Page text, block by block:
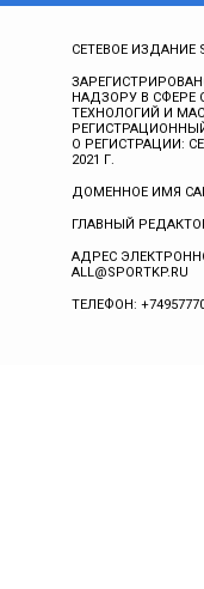
СЕТЕВОЕ ИЗДАНИЕ
НАДЗОРУ В
ТЕХНОЛОГИЙ И
О РЕГИСТРАЦИИ:
2021 Г.
ДОМЕННОЕ ИМЯ
ГЛАВНЫЙ
АДРЕС
ALL@SPORTKP.RU
ТЕЛЕФОН: